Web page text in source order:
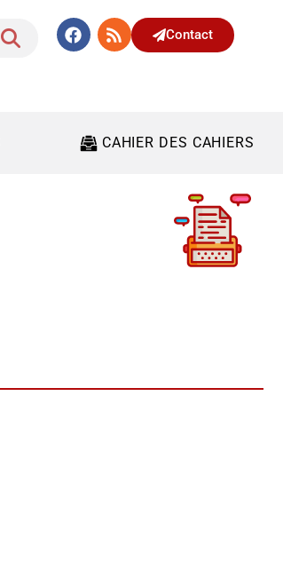
Contact
CAHIER DES CAHIERS